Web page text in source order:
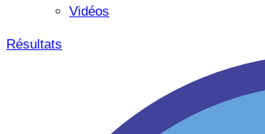
Vidéos
Résultats